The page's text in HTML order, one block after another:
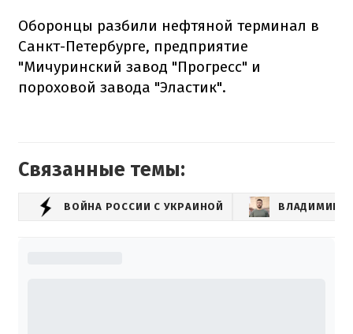
Оборонцы разбили нефтяной терминал в
Санкт-Петербурге, предприятие
"Мичуринский завод "Прогресс" и
пороховой завода "Эластик".
Связанные темы:
ВОЙНА РОССИИ С УКРАИНОЙ ВЛАДИМИР